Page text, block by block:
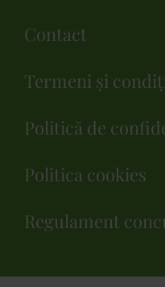
Contact
Termeni și
Politică de
Politica cookies
Regulament